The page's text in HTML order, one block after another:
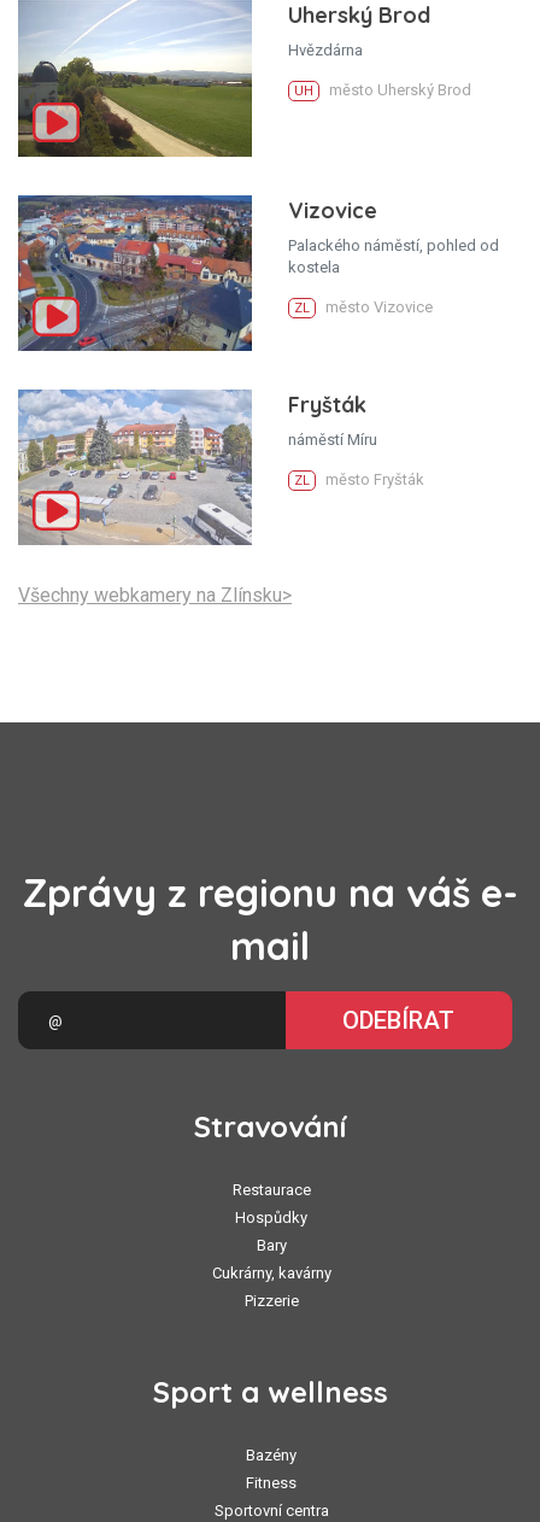
Uherský Brod
Hvězdárna
UH město Uherský Brod
Vizovice
Palackého náměstí, pohled od
kostela
ZL město Vizovice
Fryšták
náměstí Míru
ZL město Fryšták
Všechny webkamery na Zlínsku>
Zprávy z regionu na váš e-
mail
ODEBÍRAT
Stravování
Restaurace
Hospůdky
Bary
Cukrárny, kavárny
Pizzerie
Sport a wellness
Bazény
Fitness
Sportovní centra